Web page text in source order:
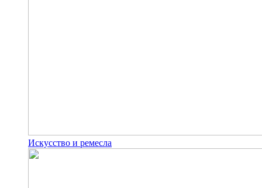
Искусство и ремесла